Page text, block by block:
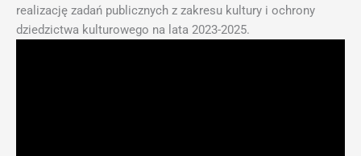
realizację zadań publicznych z zakresu kultury i ochrony
dziedzictwa kulturowego na lata 2023-2025.